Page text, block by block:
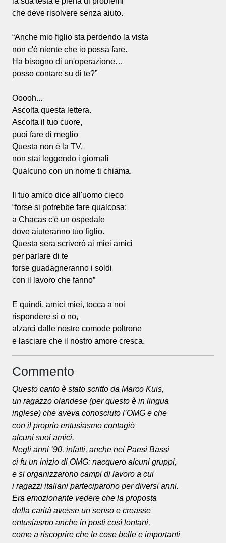
che deve risolvere senza aiuto.
“Anche mio figlio sta perdendo la vista
non c'è niente che io possa fare.
Ha bisogno di un'operazione…
posso contare su di te?”
Ooooh...
Ascolta questa lettera.
Ascolta il tuo cuore,
puoi fare di meglio
Questa non è la TV,
non stai leggendo i giornali
Qualcuno con un nome ti chiama.
Il tuo amico dice all'uomo cieco
“forse si potrebbe fare qualcosa:
a Chacas c'è un ospedale
dove aiuteranno tuo figlio.
Questa sera scriverò ai miei amici
per parlare di te
forse guadagneranno i soldi
con il lavoro che fanno”
E quindi, amici miei, tocca a noi
rispondere sì o no,
alzarci dalle nostre comode poltrone
e lasciare che il nostro amore cresca.
Commento
Questo canto è stato scritto da Marco Kuis,
un ragazzo olandese (per questo è in lingua
inglese) che aveva conosciuto l’OMG e che
con il proprio entusiasmo contagiò
alcuni suoi amici.
Negli anni ‘90, infatti, anche nei Paesi Bassi
ci fu un inizio di OMG: nacquero alcuni gruppi,
e si organizzarono campi di lavoro a cui
i ragazzi italiani parteciparono per diversi anni.
Era emozionante vedere che la proposta
della carità avesse un senso e creasse
entusiasmo anche in posti così lontani,
come a riscoprire che le cose belle e importanti